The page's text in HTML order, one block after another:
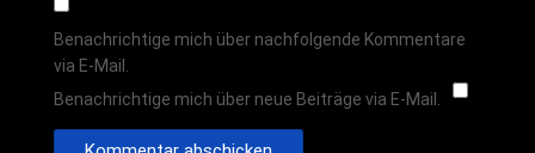
Benachrichtige mich über nachfolgende Kommentare
via E-Mail.
Benachrichtige mich über neue Beiträge via E-Mail.